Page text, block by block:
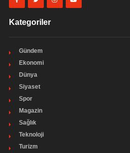
Kategoriler
Gündem
Ekonomi
Dünya
Siyaset
Spor
Magazin
Sağlık
Teknoloji
Turizm